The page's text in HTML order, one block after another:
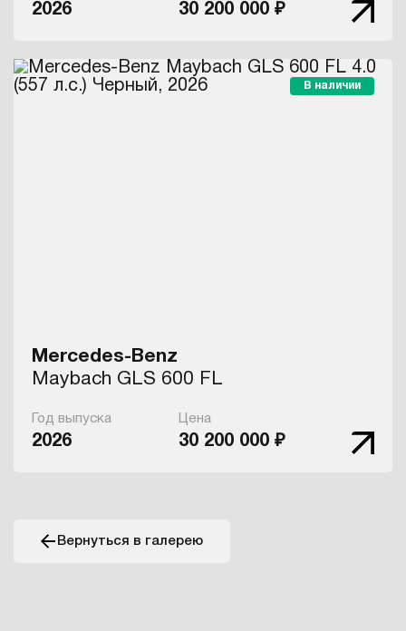
2026 30 200 000 ₽
В наличии
Mercedes-Benz
Maybach GLS 600 FL
Год выпуска
2026
Цена
30 200 000 ₽
Вернуться в галерею